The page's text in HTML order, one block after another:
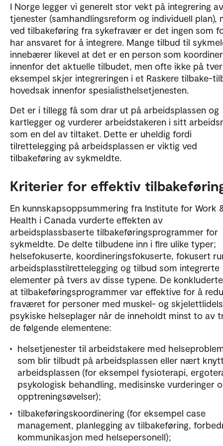
I Norge legger vi generelt stor vekt på integrering av
tjenester (samhandlingsreform og individuell plan),
ved tilbakeføring fra sykefravær er det ingen som
har ansvaret for å integrere. Mange tilbud til
innebærer likevel at det er en person som
innenfor det aktuelle tilbudet, men ofte ikke på
eksempel skjer integreringen i et Raskere tilbake-
hovedsak innenfor spesialisthelsetjenesten.
Det er i tillegg få som drar ut på arbeidsplassen og
kartlegger og vurderer arbeidstakeren i sitt
som en del av tiltaket. Dette er uheldig fordi
tilrettelegging på arbeidsplassen er viktig ved
tilbakeføring av sykmeldte.
Kriterier for effektiv
En kunnskapsoppsummering fra Institute for Work
Health i Canada vurderte effekten av
arbeidsplassbaserte tilbakeføringsprogrammer for
sykmeldte. De delte tilbudene inn i fire ulike typer;
helsefokuserte, koordineringsfokuserte, fokusert
arbeidsplasstilrettelegging og tilbud som integrerte
elementer på tvers av disse typene. De
at tilbakeføringsprogrammer var effektive for å
fraværet for personer med muskel- og
psykiske helseplager når de inneholdt minst to av
de følgende elementene:
helsetjenester til arbeidstakere med
som blir tilbudt på arbeidsplassen eller nært
arbeidsplassen (for eksempel fysioterapi,
psykologisk behandling, medisinske vurderinger
opptreningsøvelser);
tilbakeføringskoordinering (for eksempel case
management, planlegging av tilbakeføring,
kommunikasjon med helsepersonell);